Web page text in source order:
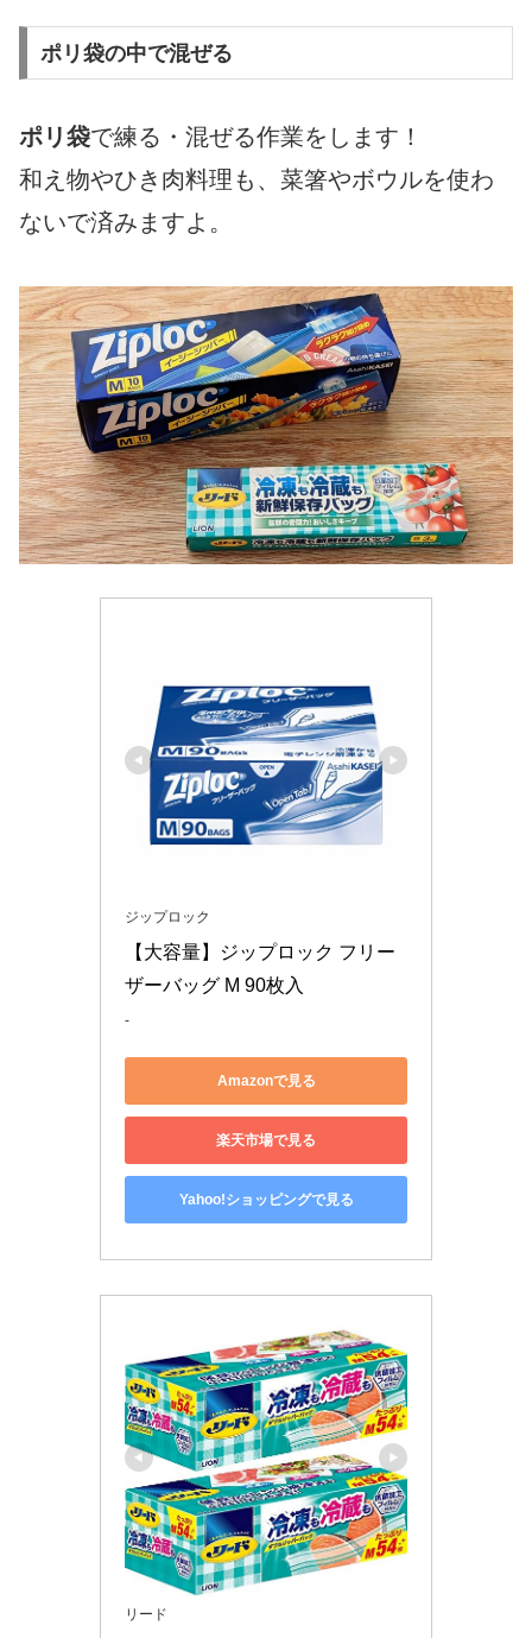
ポリ袋の中で混ぜる
ポリ袋で練る・混ぜる作業をします！
和え物やひき肉料理も、菜箸やボウルを使わ
ないで済みますよ。
ジップロック
【大容量】ジップロック フリー
ザーバッグ M 90枚入
-
Amazonで見る
楽天市場で見る
Yahoo!ショッピングで見る
リード